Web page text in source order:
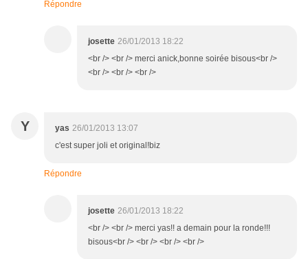
Répondre
josette 26/01/2013 18:22
<br /> <br /> merci anick,bonne soirée bisous<br />
<br /> <br /> <br />
Y yas 26/01/2013 13:07
c'est super joli et original!biz
Répondre
josette 26/01/2013 18:22
<br /> <br /> merci yas!! a demain pour la ronde!!!
bisous<br /> <br /> <br /> <br />